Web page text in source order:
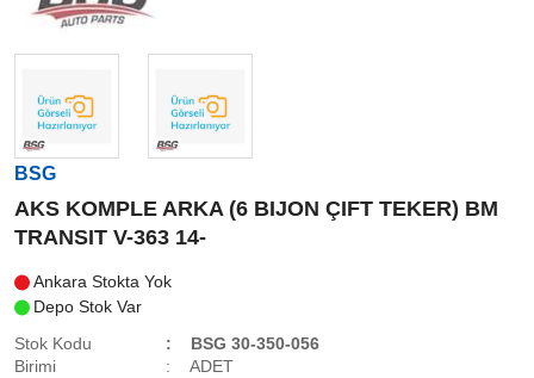
BSG
AKS KOMPLE ARKA (6 BIJON ÇIFT TEKER) BM
TRANSIT V-363 14-
Ankara Stokta Yok
Depo Stok Var
Stok Kodu
BSG 30-350-056
Birimi
ADET